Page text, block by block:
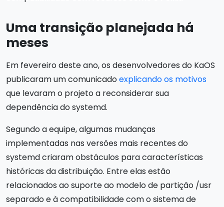
Uma transição planejada há
meses
Em fevereiro deste ano, os desenvolvedores do KaOS
publicaram um comunicadoexplicando os motivos
que levaram o projeto a reconsiderar sua
dependência do systemd.
Segundo a equipe, algumas mudanças
implementadas nas versões mais recentes do
systemd criaram obstáculos para características
históricas da distribuição. Entre elas estão
relacionados ao suporte ao modelo de partição /usr
separado e à compatibilidade com o sistema de